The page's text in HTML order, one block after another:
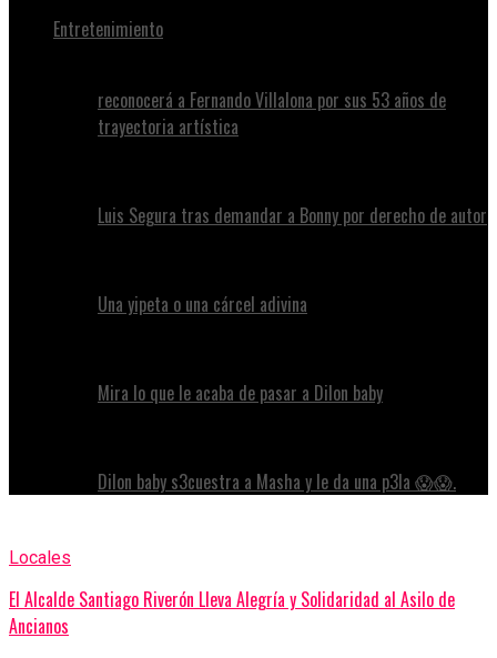
Entretenimiento
reconocerá a Fernando Villalona por sus 53 años de
trayectoria artística
Luis Segura tras demandar a Bonny por derecho de autor
Una yipeta o una cárcel adivina
Mira lo que le acaba de pasar a Dilon baby
Dilon baby s3cuestra a Masha y le da una p3la 😱😱.
Locales
El Alcalde Santiago Riverón Lleva Alegría y Solidaridad al Asilo de
Ancianos